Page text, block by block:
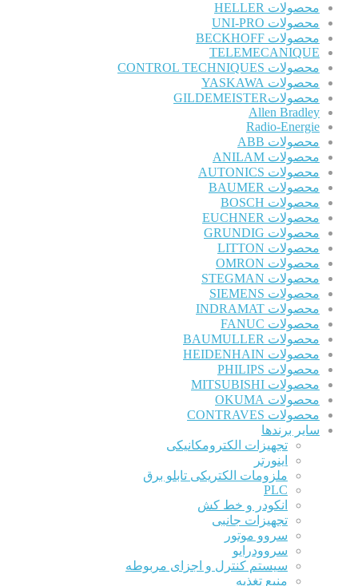
محصولات HELLER
محصولات UNI-PRO
محصولات BECKHOFF
TELEMECANIQUE
محصولات CONTROL TECHNIQUES
محصولات YASKAWA
محصولاتGILDEMEISTER
Allen Bradley
Radio-Energie
محصولات ABB
محصولات ANILAM
محصولات AUTONICS
محصولات BAUMER
محصولات BOSCH
محصولات EUCHNER
محصولات GRUNDIG
محصولات LITTON
محصولات OMRON
محصولات STEGMAN
محصولات SIEMENS
محصولات INDRAMAT
محصولات FANUC
محصولات BAUMULLER
محصولات HEIDENHAIN
محصولات PHILIPS
محصولات MITSUBISHI
محصولات OKUMA
محصولات CONTRAVES
سایر برندها
تجهیزات الکترومکانیکی
اینورتر
ملزومات الکتریکی تابلو برق
PLC
انکودر و خط کش
تجهیزات جانبی
سروو موتور
سروودرایو
سیستم کنترل و اجزای مربوطه
منبع تغذیه